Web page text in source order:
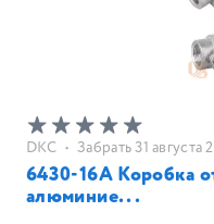
DKC • Забрать 31 августа
6430-16A Коробка
алюминие...